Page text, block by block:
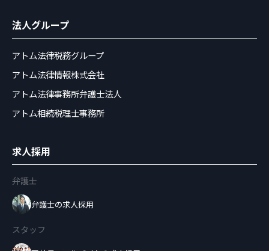
法人グループ
アトム法律税務グループ
アトム法律情報株式会社
アトム法律事務所弁護士法人
アトム相続税理士事務所
求人採用
弁護士
弁護士の求人採用
スタッフ